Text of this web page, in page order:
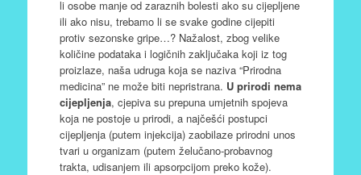
li osobe manje od zaraznih bolesti ako su cijepljene
ili ako nisu, trebamo li se svake godine cijepiti
protiv sezonske gripe…? Nažalost, zbog velike
količine podataka i logičnih zaključaka koji iz tog
proizlaze, naša udruga koja se naziva “Prirodna
medicina” ne može biti nepristrana. U prirodi nema
cijepljenja, cjepiva su prepuna umjetnih spojeva
koja ne postoje u prirodi, a najčešći postupci
cijepljenja (putem injekcija) zaobilaze prirodni unos
tvari u organizam (putem želučano-probavnog
trakta, udisanjem ili apsorpcijom preko kože).